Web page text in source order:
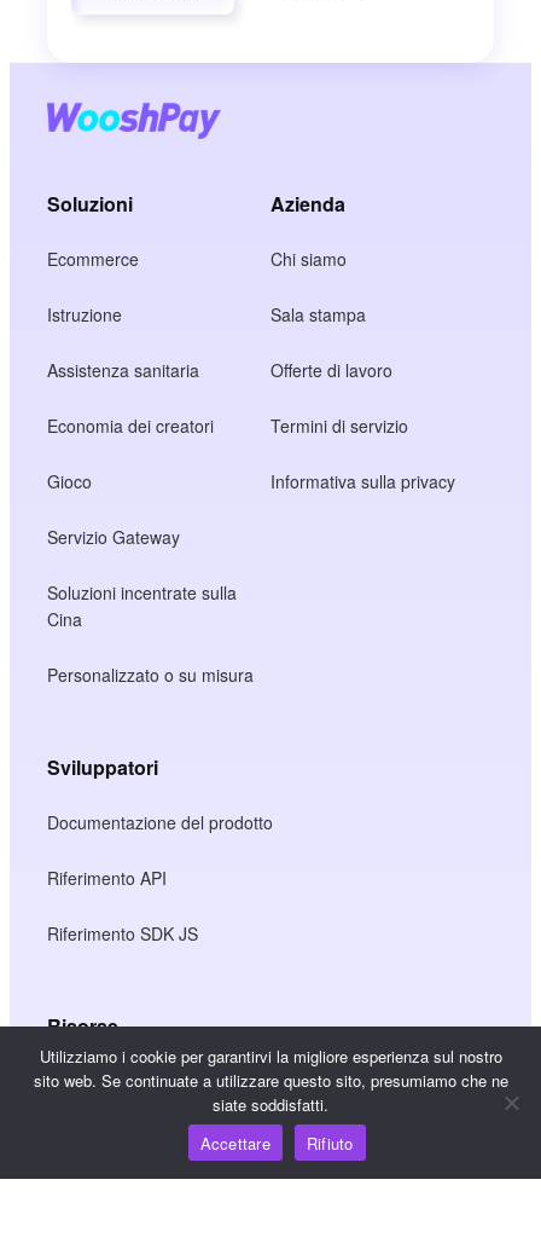
Soluzioni
Ecommerce
Istruzione
Assistenza sanitaria
Economia dei creatori
Gioco
Servizio Gateway
Soluzioni incentrate sulla
Cina
Personalizzato o su misura
Azienda
Chi siamo
Sala stampa
Offerte di lavoro
Termini di servizio
Informativa sulla privacy
Sviluppatori
Documentazione del prodotto
Riferimento API
Riferimento SDK JS
Risorse
Hub della conoscenza
Utilizziamo i cookie per garantirvi la migliore esperienza sul nostro
sito web. Se continuate a utilizzare questo sito, presumiamo che ne
siate soddisfatti.
Accettare
Rifiuto